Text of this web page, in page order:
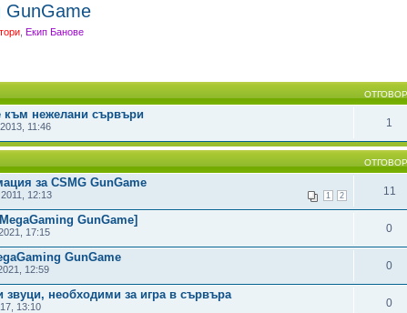
GunGame
Екип Банове
към нежелани сървъри
11:46 1
за CSMG GunGame
1 2
12:13 11
GunGame]
17:15 0
GunGame
12:59 0
звуци, необходими за игра в сървъра
13:10 0